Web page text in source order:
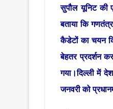
सुपौल यूनिट की
बताया कि
कैडेटों का चयन
बेहतर प्रदर्शन
गया।दिल्ली में
जनवरी को